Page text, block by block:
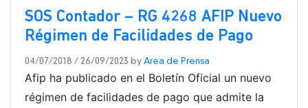
SOS Contador – RG 4268 AFIP Nuevo
Régimen de Facilidades de Pago
04/07/2018 / 26/09/2023 by Area de Prensa
Afip ha publicado en el Boletín Oficial un nuevo
régimen de facilidades de pago que admite la